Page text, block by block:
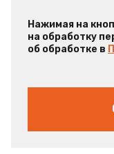
Нажимая на
на обработку
об обработке в